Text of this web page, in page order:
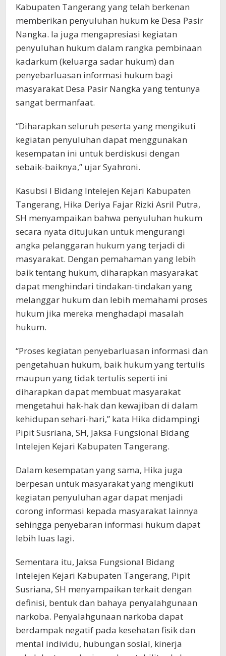
Kabupaten Tangerang yang telah berkenan
memberikan penyuluhan hukum ke Desa Pasir
Nangka. Ia juga mengapresiasi kegiatan
penyuluhan hukum dalam rangka pembinaan
kadarkum (keluarga sadar hukum) dan
penyebarluasan informasi hukum bagi
masyarakat Desa Pasir Nangka yang tentunya
sangat bermanfaat.
“Diharapkan seluruh peserta yang mengikuti
kegiatan penyuluhan dapat menggunakan
kesempatan ini untuk berdiskusi dengan
sebaik-baiknya,” ujar Syahroni.
Kasubsi I Bidang Intelejen Kejari Kabupaten
Tangerang, Hika Deriya Fajar Rizki Asril Putra,
SH menyampaikan bahwa penyuluhan hukum
secara nyata ditujukan untuk mengurangi
angka pelanggaran hukum yang terjadi di
masyarakat. Dengan pemahaman yang lebih
baik tentang hukum, diharapkan masyarakat
dapat menghindari tindakan-tindakan yang
melanggar hukum dan lebih memahami proses
hukum jika mereka menghadapi masalah
hukum.
“Proses kegiatan penyebarluasan informasi dan
pengetahuan hukum, baik hukum yang tertulis
maupun yang tidak tertulis seperti ini
diharapkan dapat membuat masyarakat
mengetahui hak-hak dan kewajiban di dalam
kehidupan sehari-hari,” kata Hika didampingi
Pipit Susriana, SH, Jaksa Fungsional Bidang
Intelejen Kejari Kabupaten Tangerang.
Dalam kesempatan yang sama, Hika juga
berpesan untuk masyarakat yang mengikuti
kegiatan penyuluhan agar dapat menjadi
corong informasi kepada masyarakat lainnya
sehingga penyebaran informasi hukum dapat
lebih luas lagi.
Sementara itu, Jaksa Fungsional Bidang
Intelejen Kejari Kabupaten Tangerang, Pipit
Susriana, SH menyampaikan terkait dengan
definisi, bentuk dan bahaya penyalahgunaan
narkoba. Penyalahgunaan narkoba dapat
berdampak negatif pada kesehatan fisik dan
mental individu, hubungan sosial, kinerja